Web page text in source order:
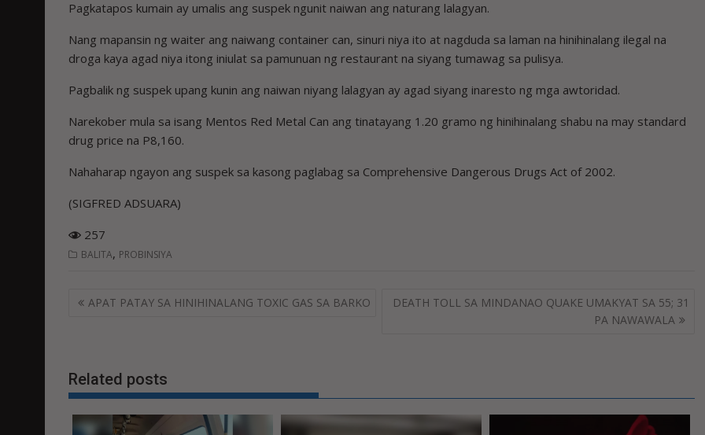
Pagkatapos kumain ay umalis ang suspek ngunit naiwan ang naturang lalagyan.
Nang mapansin ng waiter ang naiwang container can, sinuri niya ito at nagduda sa laman na hinihinalang ilegal na
droga kaya agad niya itong iniulat sa pamunuan ng restaurant na siyang tumawag sa pulisya.
Pagbalik ng suspek upang kunin ang naiwan niyang lalagyan ay agad siyang inaresto ng mga awtoridad.
Narekober mula sa isang Mentos Red Metal Can ang tinatayang 1.20 gramo ng hinihinalang shabu na may standard
drug price na P8,160.
Nahaharap ngayon ang suspek sa kasong paglabag sa Comprehensive Dangerous Drugs Act of 2002.
(SIGFRED ADSUARA)
257
BALITA, PROBINSIYA
Post
APAT PATAY SA HINIHINALANG TOXIC GAS SA BARKO
DEATH TOLL SA MINDANAO QUAKE UMAKYAT SA 55; 31
PA NAWAWALA
Related posts